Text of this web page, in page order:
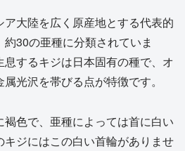
大陸を広く原産地とする代表的
30の亜種に分類されていま
するキジは日本固有の種で、オ
光沢を帯びる点が特徴です。
色で、亜種によっては首に白い
ジにはこの白い首輪がありませ